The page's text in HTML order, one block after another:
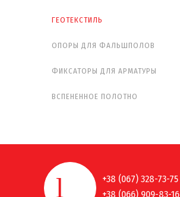
ГЕОТЕКСТИЛЬ
ОПОРЫ ДЛЯ ФАЛЬШПОЛОВ
ФИКСАТОРЫ ДЛЯ АРМАТУРЫ
ВСПЕНЕННОЕ ПОЛОТНО
+38 (067) 328-73-75
+38 (066) 909-83-16